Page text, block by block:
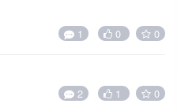
1 0 0
2 1 0